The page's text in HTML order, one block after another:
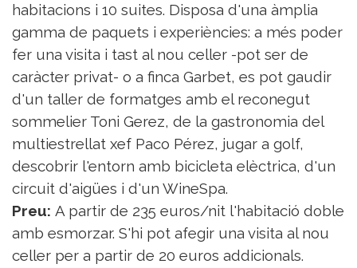
habitacions i 10 suites. Disposa d'una àmplia
gamma de paquets i experiències: a més poder
fer una visita i tast al nou celler -pot ser de
caràcter privat- o a finca Garbet, es pot gaudir
d'un taller de formatges amb el reconegut
sommelier Toni Gerez, de la gastronomia del
multiestrellat xef Paco Pérez, jugar a golf,
descobrir l'entorn amb bicicleta elèctrica, d'un
circuit d'aigües i d'un WineSpa.
Preu: A partir de 235 euros/nit l'habitació doble
amb esmorzar. S'hi pot afegir una visita al nou
celler per a partir de 20 euros addicionals.